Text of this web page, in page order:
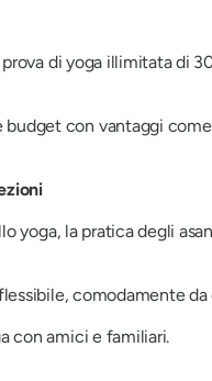
di yoga illimitata di
con vantaggi
yoga, la pratica degli
comodamente da
con amici e familiari.